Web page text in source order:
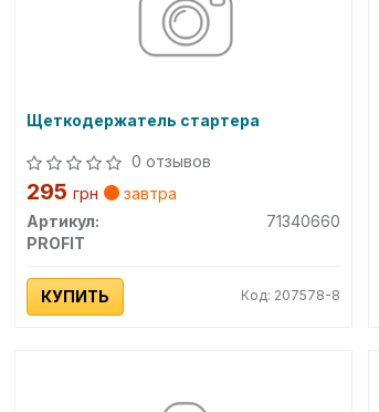
Щеткодержатель стартера
0 отзывов
295грн
завтра
Артикул:
71340660
PROFIT
КУПИТЬ Код: 207578-8